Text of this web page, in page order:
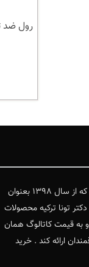
فارماسی مایا کازمتیک مفتخر است که از سال ۱۳۹۸ بعنوان
تونا ترکیه محصولات
به قیمت کاتالوگ همان
ارائه کند . خرید